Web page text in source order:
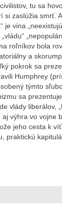
tu sa
zaslúžia smrť.
je vina
roľníkov bola
a
pokrok sa
Humphrey
týmto
sa
vlády liberálov,
výhra vo vojne
jeho cesta k
praktickú